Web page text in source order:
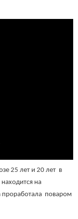
25 лет и 20 лет в
на
проработала поваром